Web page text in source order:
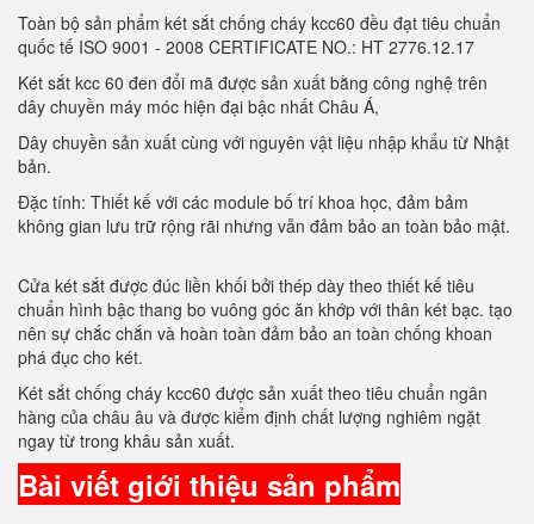
Toàn bộ sản phẩm két sắt chống cháy kcc60 đều đạt tiêu chuẩn
quốc tế ISO 9001 - 2008 CERTIFICATE NO.: HT 2776.12.17
Két sắt kcc 60 đen đổi mã được sản xuất bằng công nghệ trên
dây chuyền máy móc hiện đại bậc nhất Châu Á,
Dây chuyền sản xuất cùng với nguyên vật liệu nhập khẩu từ Nhật
bản.
Đặc tính: Thiết kế với các module bố trí khoa học, đảm bảm
không gian lưu trữ rộng rãi nhưng vẫn đảm bảo an toàn bảo mật.
Cửa két sắt được đúc liền khối bởi thép dày theo thiết kế tiêu
chuẩn hình bậc thang bo vuông góc ăn khớp với thân két bạc. tạo
nên sự chắc chắn và hoàn toàn đảm bảo an toàn chống khoan
phá đục cho két.
Két sắt chống cháy kcc60 được sản xuất theo tiêu chuẩn ngân
hàng của châu âu và được kiểm định chất lượng nghiêm ngặt
ngay từ trong khâu sản xuất.
Bài viết giới thiệu sản phẩm